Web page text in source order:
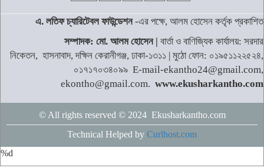
এ. লতিফ চ্যারিটেবল ফাউন্ডেশন-এর পক্ষে, আলম হোসেন কর্তৃক প্রকাশিত
সম্পাদক: মো. আলম হোসেন | বার্তা ও বাণিজ্যিক কার্যালয়: সরদার
নিকেতন, হাসনাবাদ, দক্ষিন কেরানীগঞ্জ, ঢাকা-১৩১১ | মুঠো ফোন: ০১৯৫১১২২৫২৪,
০১৭১৭০৩৪০৯৯ E-mail-ekantho24@gmail.com,
ekontho@gmail.com. www.ekusharkantho.com
© All rights reserved © 2024 Ekusharkantho.com
Technical Helped by Curlhost.com
%d